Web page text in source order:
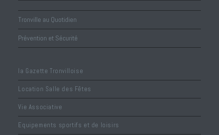
Tronville au Quotidien
Prévention et Sécurité
la Gazette Tronvilloise
Location Salle des Fêtes
Vie Associative
Equipements sportifs et de loisirs